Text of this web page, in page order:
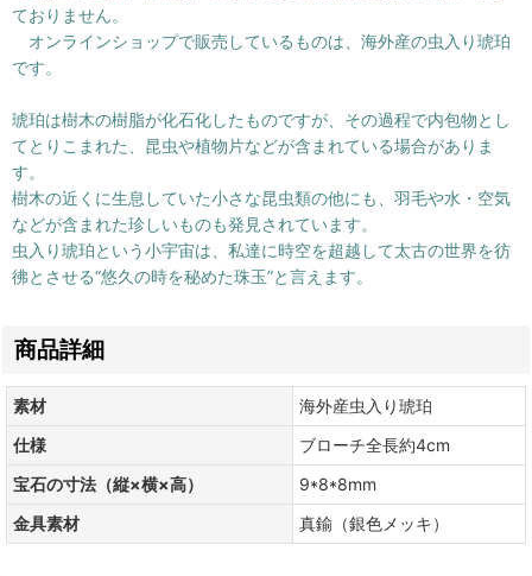
ておりません。
オンラインショップで販売しているものは、海外産の虫入り琥珀
です。
琥珀は樹木の樹脂が化石化したものですが、その過程で内包物とし
てとりこまれた、昆虫や植物片などが含まれている場合がありま
す。
樹木の近くに生息していた小さな昆虫類の他にも、羽毛や水・空気
などが含まれた珍しいものも発見されています。
虫入り琥珀という小宇宙は、私達に時空を超越して太古の世界を彷
彿とさせる“悠久の時を秘めた珠玉”と言えます。
商品詳細
素材
海外産虫入り琥珀
仕様
ブローチ全長約4cm
宝石の寸法（縦×横×高）
9*8*8mm
金具素材
真鍮（銀色メッキ）